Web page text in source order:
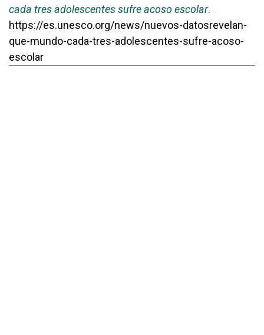
cada tres adolescentes sufre acoso escolar.
https://es.unesco.org/news/nuevos-datosrevelan-
que-mundo-cada-tres-adolescentes-sufre-acoso-
escolar